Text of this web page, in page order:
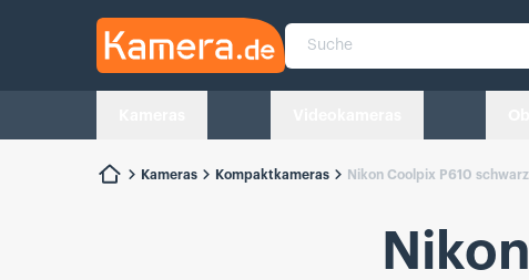
Kamera.de
Suche
Kameras Kompaktkameras Nikon Coolpix P610 schwarz